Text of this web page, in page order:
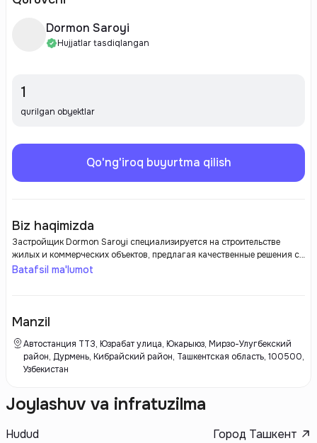
Dormon Saroyi
Hujjatlar tasdiqlangan
1
qurilgan obyektlar
Qo'ng'iroq buyurtma qilish
Biz haqimizda
Застройщик Dormon Saroyi специализируется на строительстве
жилых и коммерческих объектов, предлагая качественные решения с
акцентом на комфорт и инновационные технологии. Компания
эксплуатацию, безопасность и удобство для своих клиентов.
Batafsil ma'lumot
Manzil
Автостанция ТТЗ, Юзрабат улица, Юкарыюз, Мирзо-Улугбекский
район, Дурмень, Кибрайский район, Ташкентская область, 100500,
Узбекистан
Joylashuv va infratuzilma
Hudud
Город Ташкент